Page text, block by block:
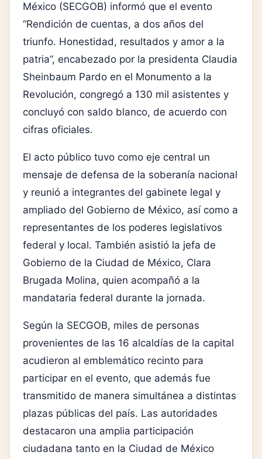
México (SECGOB) informó que el evento
“Rendición de cuentas, a dos años del
triunfo. Honestidad, resultados y amor a la
patria”, encabezado por la presidenta Claudia
Sheinbaum Pardo en el Monumento a la
Revolución, congregó a 130 mil asistentes y
concluyó con saldo blanco, de acuerdo con
cifras oficiales.
El acto público tuvo como eje central un
mensaje de defensa de la soberanía nacional
y reunió a integrantes del gabinete legal y
ampliado del Gobierno de México, así como a
representantes de los poderes legislativos
federal y local. También asistió la jefa de
Gobierno de la Ciudad de México, Clara
Brugada Molina, quien acompañó a la
mandataria federal durante la jornada.
Según la SECGOB, miles de personas
provenientes de las 16 alcaldías de la capital
acudieron al emblemático recinto para
participar en el evento, que además fue
transmitido de manera simultánea a distintas
plazas públicas del país. Las autoridades
destacaron una amplia participación
ciudadana tanto en la Ciudad de México